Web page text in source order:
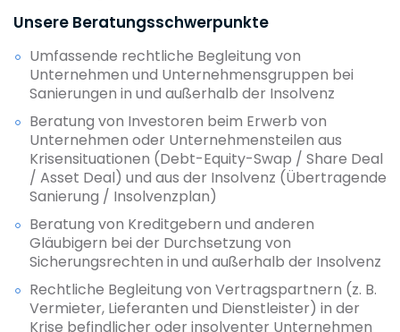
Unsere Beratungsschwerpunkte
Umfassende rechtliche Begleitung von
Unternehmen und Unternehmensgruppen bei
Sanierungen in und außerhalb der Insolvenz
Beratung von Investoren beim Erwerb von
Unternehmen oder Unternehmensteilen aus
Krisensituationen (Debt-Equity-Swap / Share Deal
/ Asset Deal) und aus der Insolvenz (Übertragende
Sanierung / Insolvenzplan)
Beratung von Kreditgebern und anderen
Gläubigern bei der Durchsetzung von
Sicherungsrechten in und außerhalb der Insolvenz
Rechtliche Begleitung von Vertragspartnern (z. B.
Vermieter, Lieferanten und Dienstleister) in der
Krise befindlicher oder insolventer Unternehmen